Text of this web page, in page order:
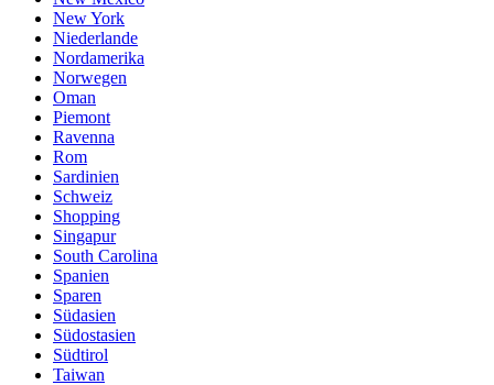
New York
Niederlande
Nordamerika
Norwegen
Oman
Piemont
Ravenna
Rom
Sardinien
Schweiz
Shopping
Singapur
South Carolina
Spanien
Sparen
Südasien
Südostasien
Südtirol
Taiwan